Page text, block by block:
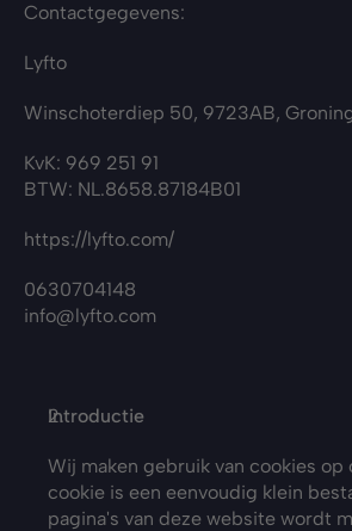
Contactgegevens:
Lyfto
Winschoterdiep 50, 9723AB,
KvK: 969 251 91
BTW: NL.8658.87184B01
https://lyfto.com/
0630704148
info@lyfto.com
Introductie
Wij maken gebruik van cookies op
cookie is een eenvoudig klein
pagina's van deze website wordt